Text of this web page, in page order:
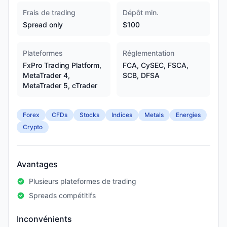
Frais de trading
Spread only
Dépôt min.
$100
Plateformes
FxPro Trading Platform,
MetaTrader 4,
MetaTrader 5, cTrader
Réglementation
FCA, CySEC, FSCA,
SCB, DFSA
Forex CFDs Stocks Indices Metals
Energies
Crypto
Avantages
Plusieurs plateformes de trading
Spreads compétitifs
Inconvénients